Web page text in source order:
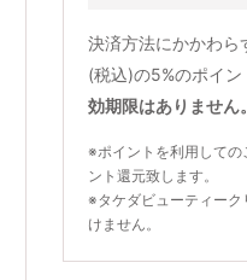
決済方法にかかわら
(税込)の5%のポイン
効期限はありません。
※ポイントを利用しての
ント還元致します。
※タケダビューティー
けません。